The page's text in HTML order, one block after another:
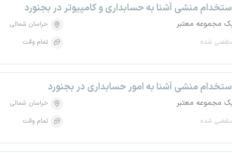
منشی آشنا به حسابداری و کامپیوتر در بجنورد
مجموعه معتبر
شده
خراسان شمالی
تمام وقت
منشی آشنا به امور حسابداری در بجنورد
مجموعه معتبر
شده
خراسان شمالی
تمام وقت